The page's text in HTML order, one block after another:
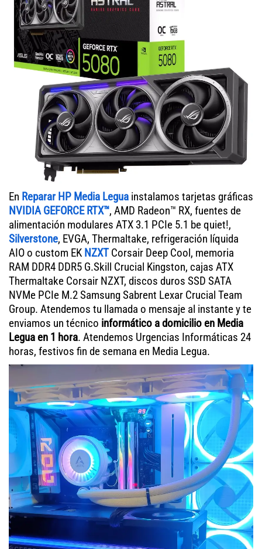
En Reparar HP Media Legua instalamos tarjetas gráficas
NVIDIA GEFORCE RTX™, AMD Radeon™ RX, fuentes de
alimentación modulares ATX 3.1 PCIe 5.1 be quiet!,
Silverstone, EVGA, Thermaltake, refrigeración líquida
AIO o custom EK NZXTCorsair Deep Cool, memoria
RAM DDR4 DDR5 G.Skill Crucial Kingston, cajas ATX
Thermaltake Corsair NZXT, discos duros SSD SATA
NVMe PCIe M.2 Samsung Sabrent Lexar Crucial Team
Group. Atendemos tu llamada o mensaje al instante y te
enviamos un técnico informático a domicilio en Media
Legua en 1 hora. Atendemos Urgencias Informáticas 24
horas, festivos fin de semana en Media Legua.